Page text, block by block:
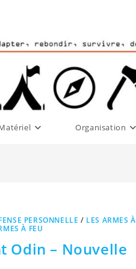
Organisation
PERSONNELLE / LES ARMES À
À FEU
Odin – Nouvelle